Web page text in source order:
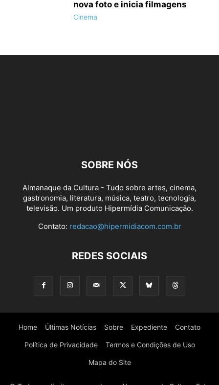
nova foto e inicia filmagens
Cinema
SOBRE NÓS
Almanaque da Cultura - Tudo sobre artes, cinema,
gastronomia, literatura, música, teatro, tecnologia,
televisão. Um produto Hipermídia Comunicação.
Contato: redacao@hipermidiacom.com.br
REDES SOCIAIS
Home Últimas Notícias Sobre Expediente Contato
Política de Privacidade Termos e Condições de Uso
Mapa do Site